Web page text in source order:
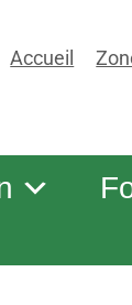
Accueil